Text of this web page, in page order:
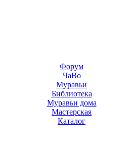
Форум
ЧаВо
Муравьи
Библиотека
Муравьи дома
Мастерская
Каталог